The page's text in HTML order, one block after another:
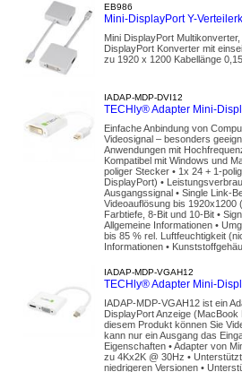
EB986
Mini-DisplayPort Y-
Mini DisplayPort
DisplayPort Konverter mit
zu 1920 x 1200 Kabellänge
IADAP-MDP-DVI12
TECHly® Adapter Mini-
Einfache Anbindung von
Videosignal – besonders
Anwendungen mit
Kompatibel mit Windows und
poliger Stecker • 1x 24 + 1-
DisplayPort) •
Ausgangssignal • Single Link-
Videoauflösung bis 1920x1200
Farbtiefe, 8-Bit und 10-Bit •
Allgemeine Informationen •
bis 85 % rel. Luftfeuchtigkeit
Informationen •
IADAP-MDP-VGAH12
TECHly® Adapter Mini-
IADAP-MDP-VGAH12 ist ein
DisplayPort Anzeige
diesem Produkt können Sie
kann nur ein Ausgang das
Eigenschaften • Adapter von
zu 4Kx2K @ 30Hz •
niedrigeren Versionen •